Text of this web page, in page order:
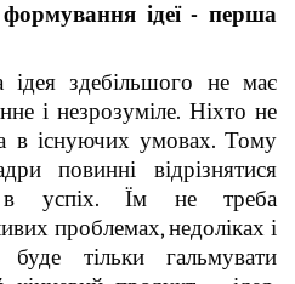
ідеї - перша
здебільшого не має
і незрозуміле. Ніхто не
в існуючих умовах. Тому
повинні відрізнятися
в успіх. Їм не треба
проблемах, недоліках і
тільки гальмувати